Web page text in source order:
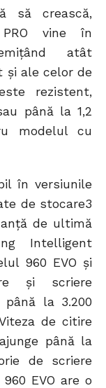
să crească,
vine în
atât
și ale celor de
rezistent,
până la 1,2
modelul cu
în versiunile
de stocare3
de ultimă
Intelligent
960 EVO și
și scriere
până la 3.200
de citire
până la
de scriere
EVO are o